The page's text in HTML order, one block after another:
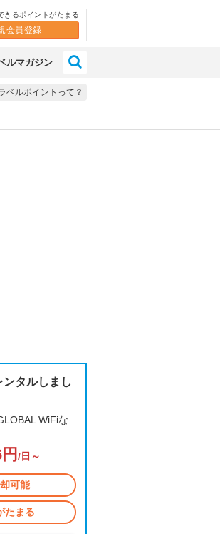
きるポイントがたまる
会員登録
ルマガジン
ベルポイントって？
タルしまし
WiFiな
/日～
可能
たまる